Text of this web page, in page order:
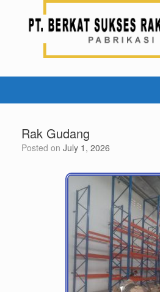
Rak Gudang
Posted on July 1, 2026